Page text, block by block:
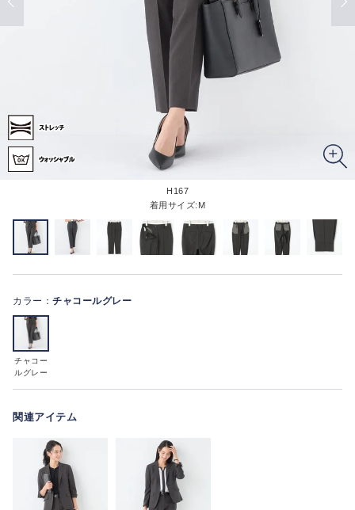
H167
着用サイズ:M
カラー： チャコールグレー
チャコー
ルグレー
関連アイテム